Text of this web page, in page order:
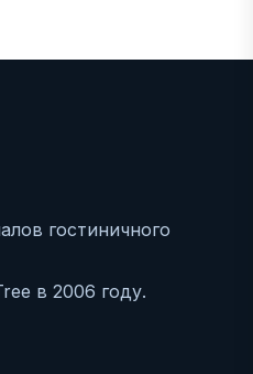
гостиничного
в 2006 году.